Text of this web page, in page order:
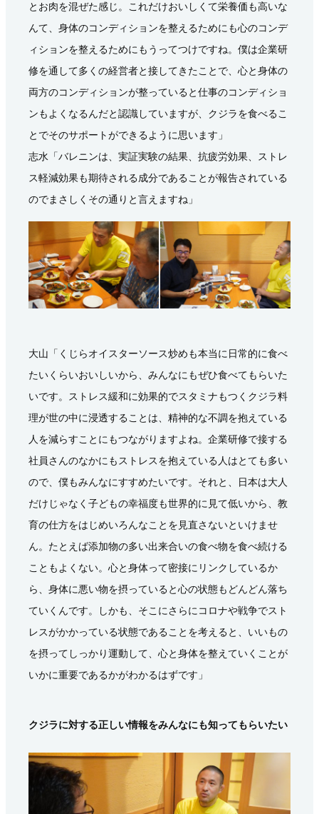
とお肉を混ぜた感じ。これだけおいしくて栄養価も高いな
んて、身体のコンディションを整えるためにも心のコンデ
ィションを整えるためにもうってつけですね。僕は企業研
修を通して多くの経営者と接してきたことで、心と身体の
両方のコンディションが整っていると仕事のコンディショ
ンもよくなるんだと認識していますが、クジラを食べるこ
とでそのサポートができるように思います」
志水「バレニンは、実証実験の結果、抗疲労効果、ストレ
ス軽減効果も期待される成分であることが報告されている
のでまさしくその通りと言えますね」
大山「くじらオイスターソース炒めも本当に日常的に食べ
たいくらいおいしいから、みんなにもぜひ食べてもらいた
いです。ストレス緩和に効果的でスタミナもつくクジラ料
理が世の中に浸透することは、精神的な不調を抱えている
人を減らすことにもつながりますよね。企業研修で接する
社員さんのなかにもストレスを抱えている人はとても多い
ので、僕もみんなにすすめたいです。それと、日本は大人
だけじゃなく子どもの幸福度も世界的に見て低いから、教
育の仕方をはじめいろんなことを見直さないといけませ
ん。たとえば添加物の多い出来合いの食べ物を食べ続ける
こともよくない。心と身体って密接にリンクしているか
ら、身体に悪い物を摂っていると心の状態もどんどん落ち
ていくんです。しかも、そこにさらにコロナや戦争でスト
レスがかかっている状態であることを考えると、いいもの
を摂ってしっかり運動して、心と身体を整えていくことが
いかに重要であるかがわかるはずです」
クジラに対する正しい情報をみんなにも知ってもらいたい